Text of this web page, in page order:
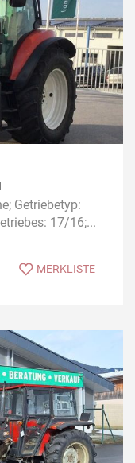
Getriebetyp:
17/16;...
MERKLISTE